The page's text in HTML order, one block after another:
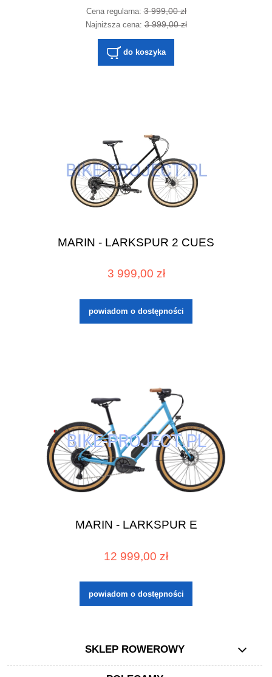
Cena regularna:3 999,00 zł
Najniższa cena:3 999,00 zł
do koszyka
MARIN - LARKSPUR 2 CUES
3 999,00 zł
powiadom o dostępności
MARIN - LARKSPUR E
12 999,00 zł
powiadom o dostępności
SKLEP ROWEROWY